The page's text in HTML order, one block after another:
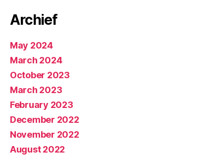
Archief
May 2024
March 2024
October 2023
March 2023
February 2023
December 2022
November 2022
August 2022